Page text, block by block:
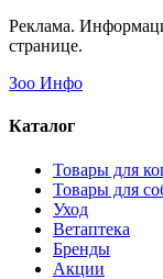
Реклама.
странице.
Зоо Инфо
Каталог
Товары для
Товары для
Уход
Ветаптека
Бренды
Акции